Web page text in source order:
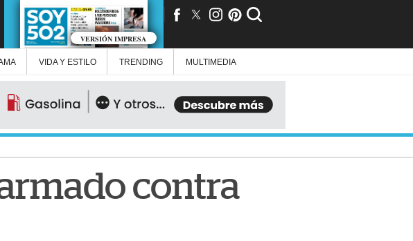
VERSIÓN IMPRESA
VIDA Y ESTILO TRENDING MULTIMEDIA
contra